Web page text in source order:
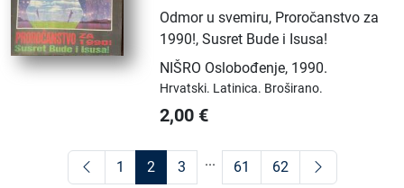
Odmor u svemiru, Proročanstvo za
1990!, Susret Bude i Isusa!
NIŠRO Oslobođenje, 1990.
Hrvatski. Latinica. Broširano.
2,00 €
1 2 3 ... 61 62